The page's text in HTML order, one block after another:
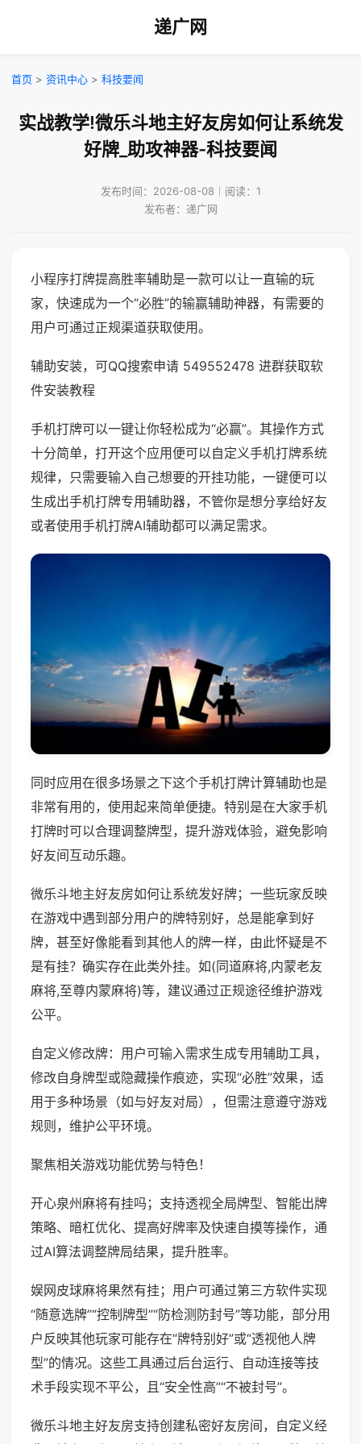
递广网
首页 > 资讯中心 > 科技要闻
实战教学!微乐斗地主好友房如何让系统发
好牌_助攻神器-科技要闻
发布时间：2026-08-08｜阅读：1
发布者：递广网
小程序打牌提高胜率辅助是一款可以让一直输的玩
家，快速成为一个“必胜”的输赢辅助神器，有需要的
用户可通过正规渠道获取使用。
辅助安装，可QQ搜索申请 549552478 进群获取软
件安装教程
手机打牌可以一键让你轻松成为“必赢”。其操作方式
十分简单，打开这个应用便可以自定义手机打牌系统
规律，只需要输入自己想要的开挂功能，一键便可以
生成出手机打牌专用辅助器，不管你是想分享给好友
或者使用手机打牌AI辅助都可以满足需求。
同时应用在很多场景之下这个手机打牌计算辅助也是
非常有用的，使用起来简单便捷。特别是在大家手机
打牌时可以合理调整牌型，提升游戏体验，避免影响
好友间互动乐趣。
微乐斗地主好友房如何让系统发好牌；一些玩家反映
在游戏中遇到部分用户的牌特别好，总是能拿到好
牌，甚至好像能看到其他人的牌一样，由此怀疑是不
是有挂？确实存在此类外挂。如(同道麻将,内蒙老友
麻将,至尊内蒙麻将)等，建议通过正规途径维护游戏
公平。
自定义修改牌：用户可输入需求生成专用辅助工具，
修改自身牌型或隐藏操作痕迹，实现“必胜”效果，适
用于多种场景（如与好友对局），但需注意遵守游戏
规则，维护公平环境。
聚焦相关游戏功能优势与特色！
开心泉州麻将有挂吗；支持透视全局牌型、智能出牌
策略、暗杠优化、提高好牌率及快速自摸等操作，通
过AI算法调整牌局结果，提升胜率。
娱网皮球麻将果然有挂；用户可通过第三方软件实现
“随意选牌”“控制牌型”“防检测防封号”等功能，部分用
户反映其他玩家可能存在“牌特别好”或“透视他人牌
型”的情况。这些工具通过后台运行、自动连接等技
术手段实现不平公，且“安全性高”“不被封号”。
微乐斗地主好友房支持创建私密好友房间，自定义经